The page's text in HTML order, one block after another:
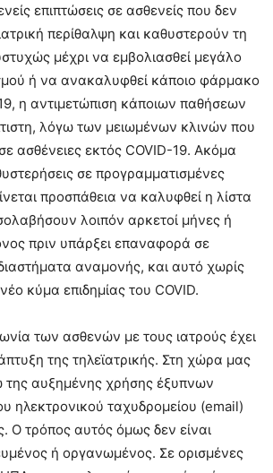
επιπτώσεις σε ασθενείς που δεν
περίθαλψη και καθυστερούν τη
μέχρι να εμβολιασθεί μεγάλο
ή να ανακαλυφθεί κάποιο φάρμακο
η αντιμετώπιση κάποιων παθήσεων
λόγω των μειωμένων κλινών που
ασθένειες εκτός COVID-19. Ακόμα
σε προγραμματισμένες
προσπάθεια να καλυφθεί η λίστα
λοιπόν αρκετοί μήνες ή
πριν υπάρξει επαναφορά σε
αναμονής, και αυτό χωρίς
κύμα επιδημίας του COVID.
των ασθενών με τους ιατρούς έχει
της τηλεϊατρικής. Στη χώρα μας
της αυξημένης χρήσης έξυπνων
ηλεκτρονικού ταχυδρομείου (email)
Ο τρόπος αυτός όμως δεν είναι
ή οργανωμένος. Σε ορισμένες